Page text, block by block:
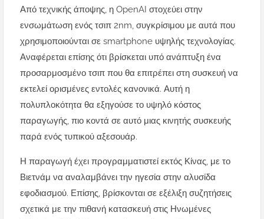
Από τεχνικής άποψης, η OpenAI στοχεύει στην
ενσωμάτωση ενός τσιπ 2nm, συγκρίσιμου με αυτά που
χρησιμοποιούνται σε smartphone υψηλής τεχνολογίας.
Αναφέρεται επίσης ότι βρίσκεται υπό ανάπτυξη ένα
προσαρμοσμένο τσιπ που θα επιτρέπει στη συσκευή να
εκτελεί ορισμένες εντολές κανονικά. Αυτή η
πολυπλοκότητα θα εξηγούσε το υψηλό κόστος
παραγωγής, πιο κοντά σε αυτό μιας κινητής συσκευής
παρά ενός τυπικού αξεσουάρ.
Η παραγωγή έχει προγραμματιστεί εκτός Κίνας, με το
Βιετνάμ να αναλαμβάνει την ηγεσία στην αλυσίδα
εφοδιασμού. Επίσης, βρίσκονται σε εξέλιξη συζητήσεις
σχετικά με την πιθανή κατασκευή στις Ηνωμένες